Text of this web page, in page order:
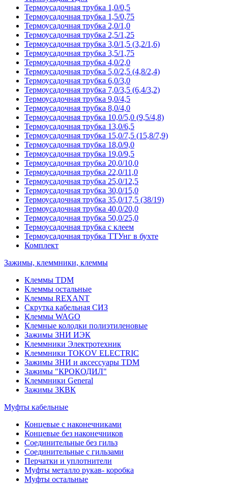
Термоусадочная трубка 1,0/0,5
Термоусадочная трубка 1,5/0,75
Термоусадочная трубка 2,0/1,0
Термоусадочная трубка 2,5/1,25
Термоусадочная трубка 3,0/1,5 (3,2/1,6)
Термоусадочная трубка 3,5/1,75
Термоусадочная трубка 4,0/2,0
Термоусадочная трубка 5,0/2,5 (4,8/2,4)
Термоусадочная трубка 6,0/3,0
Термоусадочная трубка 7,0/3,5 (6,4/3,2)
Термоусадочная трубка 9,0/4,5
Термоусадочная трубка 8,0/4,0
Термоусадочная трубка 10,0/5,0 (9,5/4,8)
Термоусадочная трубка 13,0/6,5
Термоусадочная трубка 15,0/7,5 (15,8/7,9)
Термоусадочная трубка 18,0/9,0
Термоусадочная трубка 19,0/9,5
Термоусадочная трубка 20,0/10,0
Термоусадочная трубка 22,0/11,0
Термоусадочная трубка 25,0/12,5
Термоусадочная трубка 30,0/15,0
Термоусадочная трубка 35,0/17,5 (38/19)
Термоусадочная трубка 40,0/20,0
Термоусадочная трубка 50,0/25,0
Термоусадочная трубка с клеем
Термоусадочная трубка ТТУнг в бухте
Комплект
Зажимы, клеммники, клеммы
Клеммы TDM
Клеммы остальные
Клеммы REXANT
Скрутка кабельная СИЗ
Клеммы WAGO
Клемные колодки полиэтиленовые
Зажимы ЗНИ ИЭК
Клеммники Электротехник
Клеммники TOKOV ELECTRIC
Зажимы ЗНИ и аксессуары TDM
Зажимы "КРОКОДИЛ"
Клеммники General
Зажимы 3КВК
Муфты кабельные
Концевые с наконечниками
Концевые без наконечников
Соединительные без гильз
Соединительные с гильзами
Перчатки и уплотнители
Муфты металло рукав- коробка
Муфты остальные